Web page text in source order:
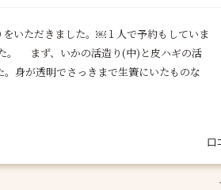
いただきました。￼１人で予約もしていま
。 まず、いかの活造り(中)と皮ハギの活
身が透明でさっきまで生簀にいたものな
口